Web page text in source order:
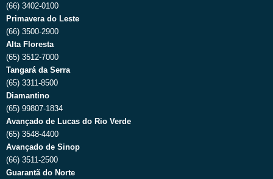
(66) 3402-0100
Primavera do Leste
(66) 3500-2900
Alta Floresta
(65) 3512-7000
Tangará da Serra
(65) 3311-8500
Diamantino
(65) 99807-1834
Avançado de Lucas do Rio Verde
(65) 3548-4400
Avançado de Sinop
(66) 3511-2500
Guarantã do Norte